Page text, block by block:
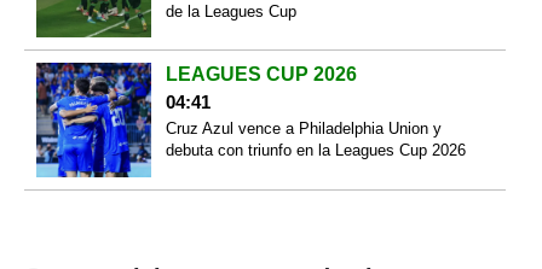
de la Leagues Cup
LEAGUES CUP 2026
04:41
Cruz Azul vence a Philadelphia Union y
debuta con triunfo en la Leagues Cup 2026